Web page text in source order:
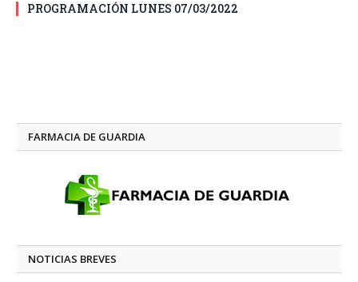
PROGRAMACIÓN LUNES 07/03/2022
FARMACIA DE GUARDIA
NOTICIAS BREVES